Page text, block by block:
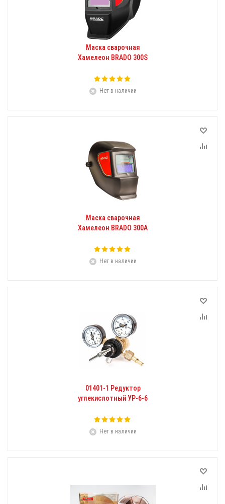
Маска сварочная
Хамелеон BRADO 300S
Нет в наличии
Маска сварочная
Хамелеон BRADO 300А
Нет в наличии
01401-1 Редуктор
углекислотный УР-6-6
Нет в наличии